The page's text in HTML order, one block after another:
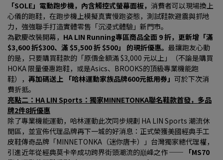
「SOLE」電動跑步機，內含觸控式螢幕面板， 消費者可以現場換上
心儀的跑鞋，在跑步機上模擬真實慢跑姿態，測試鞋款避震與抓地
力，強強聯手打造實體零售「沉浸式體驗」新門市。
為歡慶改裝開幕， HA LIN Running專區商品全面 9 折，更新增「滿
$3,600 折$300、滿 $5,500 折 $500」 的現折優惠。 最讓跑友心動
的是，只要購買鞋款的「原價金額滿 $3,000 元以上」（不論是購買
HOKA 限量優惠跑鞋，或是Asics、BROOKS的頂級專業機能跑
鞋）， 再加碼送上 「哈林運動家族品牌600元抵用券」 可於下次消
費折抵。
亮點二：HA LIN Sports：獨家MINNETONKA聯名鞋款首發，多品
牌2件8折優惠
除了專業機能運動，哈林運動此次同步規劃 HA LIN Sports 潮流休
閒區，並宣佈代理品牌再下一城的好消息：正式榮獲美國經典手工
皮鞋傳奇品牌「MINNETONKA（迷你唐卡）」台灣獨家總代理權，
引進近年從經典莫卡辛成功跨界街頭潮流的巔峰之作 ── 「MS70